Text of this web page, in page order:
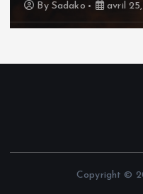
By Sadako avril
Copyright ©